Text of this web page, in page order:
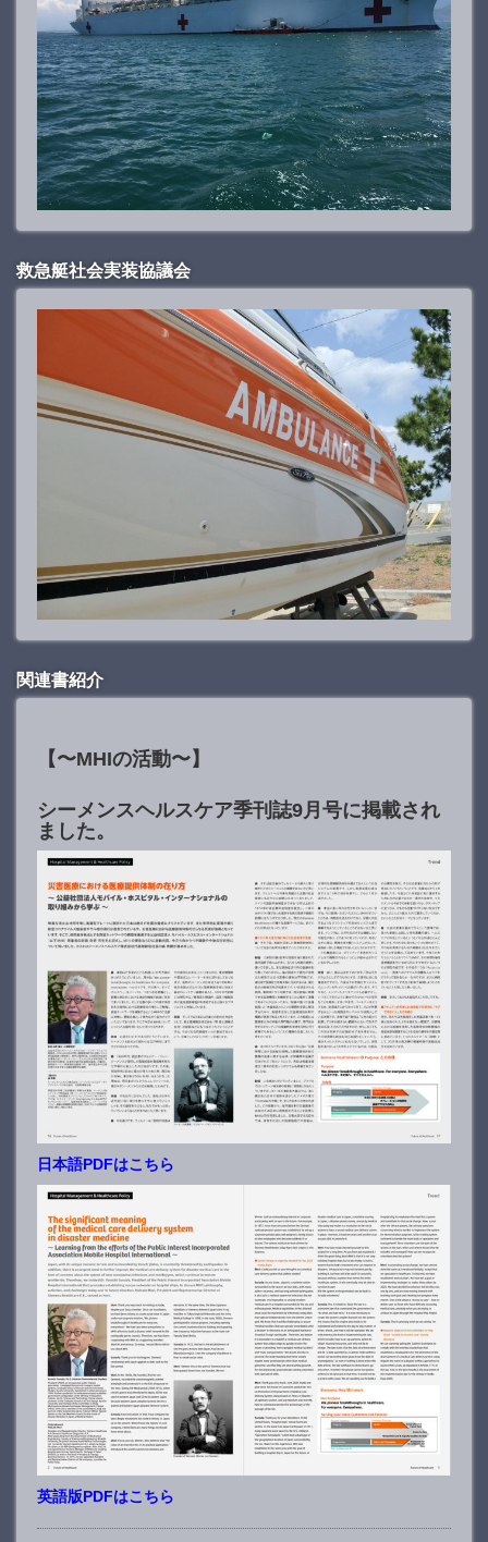
救急艇社会実装協議会
関連書紹介
【〜MHIの活動〜】
シーメンスヘルスケア季刊誌9月号に掲載され
ました。
日本語PDFはこちら
英語版PDFはこちら